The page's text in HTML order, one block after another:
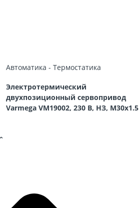
Автоматика - Термостатика
Электротермический
двухпозиционный сервопривод
Varmega VM19002, 230 В, НЗ, M30х1.5